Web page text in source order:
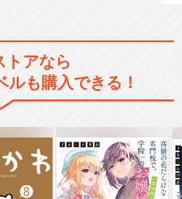
楽園の翼/黒崎真音
あなたの愛した世界/南條愛乃
トアなら
も購入できる！